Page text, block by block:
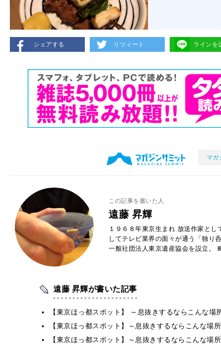
シェアする リツィート ラインを
マガ
この記事を書いた人
遠藤 昇輝
１９６８年東京生まれ 放送作家とし
してテレビ業界の面々が通う「独り
一般社団法人東京遺産協会を設立。
遠藤 昇輝が書いた記事
【東京ほっ都スポット】 ～息抜きするならこんな場
【東京ほっ都スポット】～息抜きするならこんな場
【東京ほっ都スポット】～息抜きするならこんな場